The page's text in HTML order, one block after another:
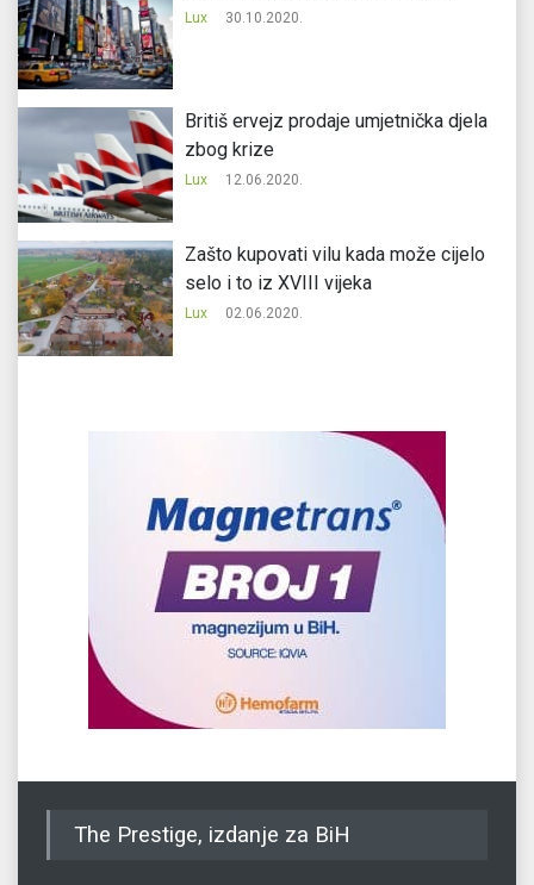
Lux 30.10.2020.
Britiš ervejz prodaje umjetnička djela
zbog krize
Lux 12.06.2020.
Zašto kupovati vilu kada može cijelo
selo i to iz XVIII vijeka
Lux 02.06.2020.
The Prestige, izdanje za BiH